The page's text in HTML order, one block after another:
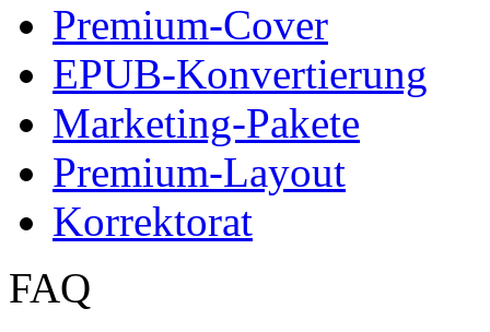
Premium-Cover
EPUB-Konvertierung
Marketing-Pakete
Premium-Layout
Korrektorat
FAQ